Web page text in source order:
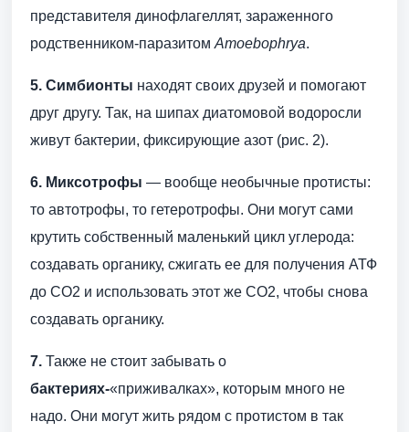
представителя динофлагеллят, зараженного
родственником-паразитом Amoebophrya.
5. Симбионты находят своих друзей и помогают
друг другу. Так, на шипах диатомовой водоросли
живут бактерии, фиксирующие азот (рис. 2).
6. Миксотрофы — вообще необычные протисты:
то автотрофы, то гетеротрофы. Они могут сами
крутить собственный маленький цикл углерода:
создавать органику, сжигать ее для получения АТФ
до СО2 и использовать этот же СО2, чтобы снова
создавать органику.
7. Также не стоит забывать о
бактериях-«приживалках», которым много не
надо. Они могут жить рядом с протистом в так